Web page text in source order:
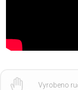
Vyrobeno